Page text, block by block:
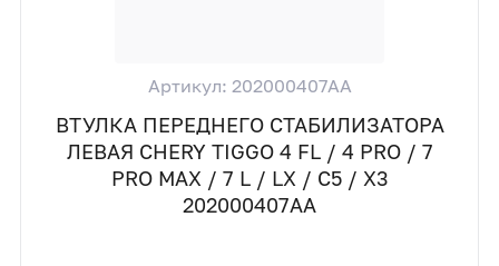
Артикул: 202000407AA
ВТУЛКА ПЕРЕДНЕГО СТАБИЛИЗАТОРА
ЛЕВАЯ CHERY TIGGO 4 FL / 4 PRO / 7
PRO MAX / 7 L / LX / C5 / X3
202000407AA